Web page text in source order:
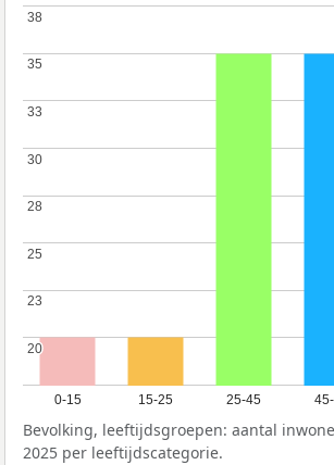
0-15 15-25 25-45
20
20
23
23
25
25
28
28
30
30
33
33
35
35
38
38
Bevolking, leeftijdsgroepen: aantal
2025 per leeftijdscategorie.